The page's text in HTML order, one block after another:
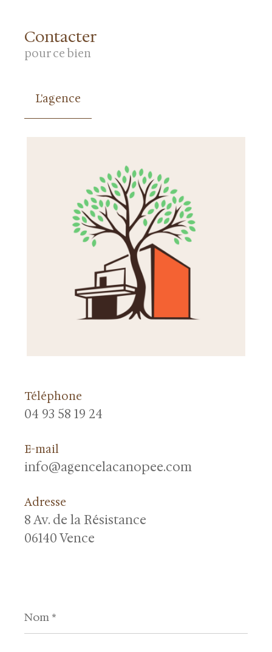
Contacter
pour ce bien
L'agence
Téléphone
04 93 58 19 24
E-mail
info@agencelacanopee.com
Adresse
8 Av. de la Résistance
06140 Vence
*